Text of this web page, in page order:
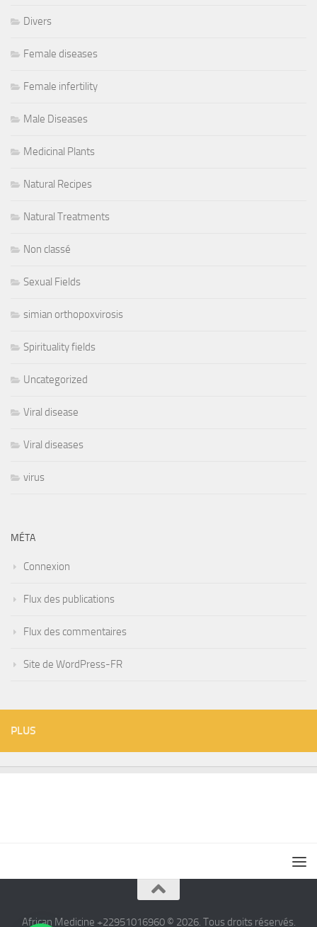
Divers
Female diseases
Female infertility
Male Diseases
Medicinal Plants
Natural Recipes
Natural Treatments
Non classé
Sexual Fields
simian orthopoxvirosis
Spirituality fields
Uncategorized
Viral disease
Viral diseases
virus
MÉTA
Connexion
Flux des publications
Flux des commentaires
Site de WordPress-FR
PLUS
African Medicine +22951016960 © 2026. Tous droits réservés.